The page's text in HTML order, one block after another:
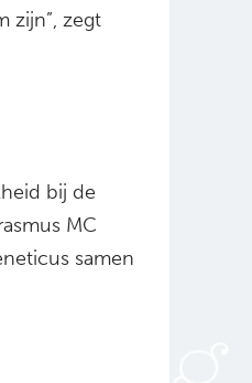
zijn”, zegt
bij de
MC
samen